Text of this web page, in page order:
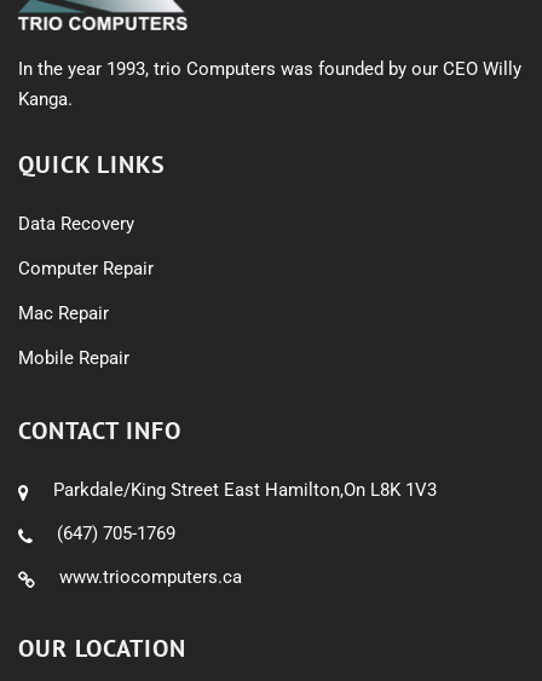
In the year 1993, trio Computers was founded by our CEO Willy
Kanga.
QUICK LINKS
Data Recovery
Computer Repair
Mac Repair
Mobile Repair
CONTACT INFO
Parkdale/King Street East Hamilton,On L8K 1V3
(647) 705-1769
www.triocomputers.ca
OUR LOCATION